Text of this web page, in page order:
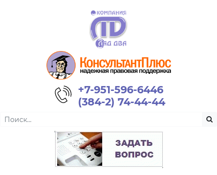
+7-951-596-6446
(384-2) 74-44-44